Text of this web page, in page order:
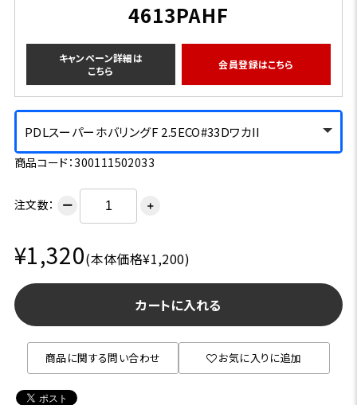
4613PAHF
キャンペーン詳細は
こちら
会員登録はこちら
PDLスーパーホバリングF 2.5ECO#33DワカII
商品コード：300111502033
注文数： ー ＋
¥1,320(本体価格¥1,200)
カートに入れる
商品に関する問い合わせ お気に入りに追加